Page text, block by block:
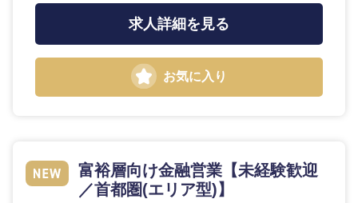
千葉県 東京都
求人詳細を見る
お気に入り
富裕層向け金融営業【未経験歓迎
／首都圏(エリア型)】